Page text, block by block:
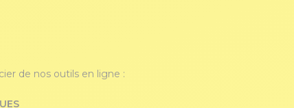
de nos outils en ligne :